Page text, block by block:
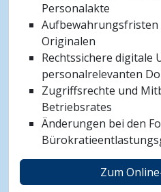
Personalakte
Aufbewahrungsfristen
Originalen
Rechtssichere digitale
personalrelevanten
Zugriffsrechte und
Betriebsrates
Änderungen bei den
Zum